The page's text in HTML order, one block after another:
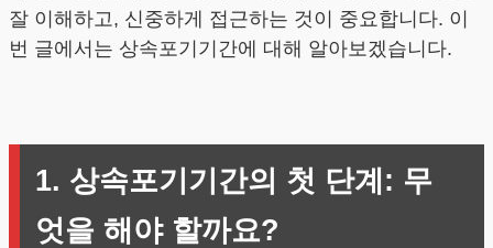
잘 이해하고, 신중하게 접근하는 것이 중요합니다. 이
번 글에서는 상속포기기간에 대해 알아보겠습니다.
1. 상속포기기간의 첫 단계: 무
엇을 해야 할까요?